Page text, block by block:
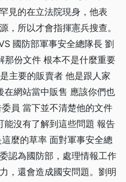
見的在立法院現身，他表
，所以才會指揮憲兵搜查。
國防部軍事安全總隊長 劉
那份文件 根本不是什麼重要
主要的販賣者 他是跟人家
在網站當中販售 應該你們也
員 當下並不清楚他的文件
能沒有了解到這些問題 報告
麼的草率 面對軍事安全總
認為國防部，處理情報工作
，還會造成國安問題。劉明